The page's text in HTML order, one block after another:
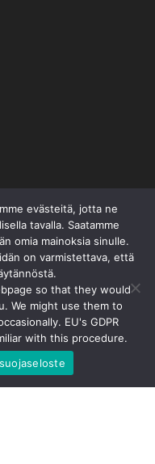
Kaikki oikeudet
Toimisto Oy
evästeitä, jotta ne
tavalla. Saatamme
omia mainoksia sinulle.
on varmistettava, että
so that they would
We might use them to
EU's GDPR
with this procedure.